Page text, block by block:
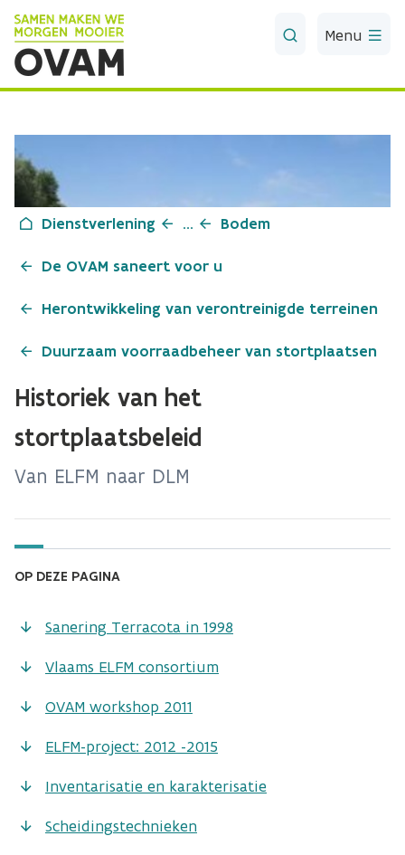
Skip to Main Content
Menu
Dienstverlening ... Bodem
De OVAM saneert voor u
Herontwikkeling van verontreinigde terreinen
Duurzaam voorraadbeheer van stortplaatsen
Historiek van het
stortplaatsbeleid
Van ELFM naar DLM
OP DEZE PAGINA
Sanering Terracota in 1998
Vlaams ELFM consortium
OVAM workshop 2011
ELFM-project: 2012 -2015
Inventarisatie en karakterisatie
Scheidingstechnieken